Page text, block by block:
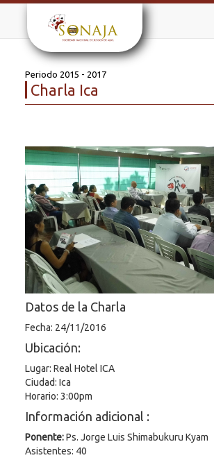
Periodo 2015 - 2017
Charla Ica
Datos de la Charla
Fecha: 24/11/2016
Ubicación:
Lugar: Real Hotel ICA
Ciudad: Ica
Horario: 3:00pm
Información adicional :
Ponente:Ps. Jorge Luis Shimabukuru Kyam
Asistentes: 40